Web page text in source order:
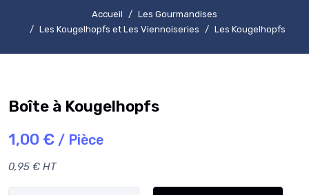
Accueil
Les Gourmandises
Les Kougelhopfs et Les Viennoiseries
Les Kougelhopfs
Boîte à Kougelhopfs
1,00 € / Pièce
0,95 € HT